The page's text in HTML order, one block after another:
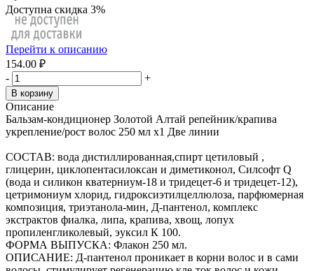
Доступна скидка 3%
Перейти к описанию
154.00 ₽
-
+
В корзину
Описание
Бальзам-кондиционер Золотой Алтай репейник/крапива
укрепление/рост волос 250 мл x1 Две линии
СОСТАВ: вода дистиллированная,спирт цетиловый ,
глицерин, циклопентасилоксан и диметиконол, Силсофт Q
(вода и силикон кватерниум-18 и тридецет-6 и тридецет-12),
цетримониум хлорид, гидроксиэтилцеллюлоза, парфюмерная
композиция, триэтанола-мин, Д-пантенол, комплекс
экстрактов фиалка, липа, крапива, хвощ, лопух
пропиленгликолевый, эуксил К 100.
ФОРМА ВЫПУСКА: Флакон 250 мл.
ОПИСАНИЕ: Д-пантенол проникает в корни волос и в сами